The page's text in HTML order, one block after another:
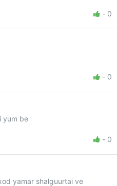
- 0
- 0
yum be
- 0
yamar shalguurtai ve